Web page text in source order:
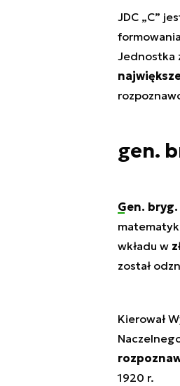
JDC „C”
Jednostka
gen.
Gen.
wkładu w
został
Kierował
1920 r.